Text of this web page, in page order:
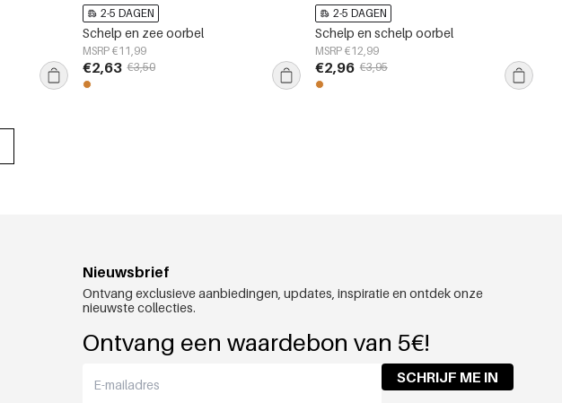
2-5 DAGEN
Schelp en zee oorbel
MSRP €11,99
€2,63 €3,50
2-5 DAGEN
Schelp en schelp oorbel
MSRP €12,99
€2,96 €3,95
Nieuwsbrief
Ontvang exclusieve aanbiedingen, updates, inspiratie en ontdek onze
nieuwste collecties.
Ontvang een waardebon van 5€!
SCHRIJF ME IN